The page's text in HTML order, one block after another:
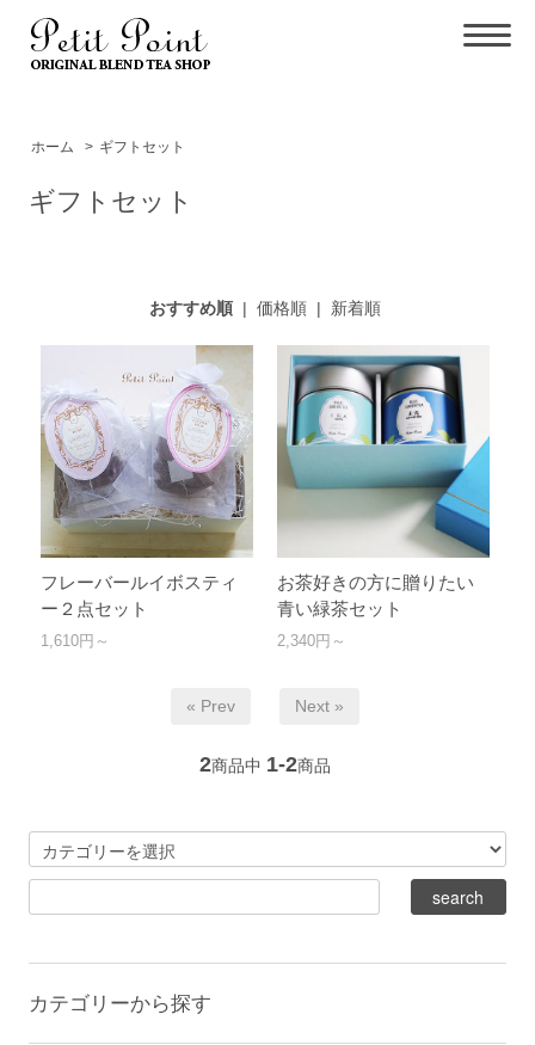
ホーム > ギフトセット
ギフトセット
おすすめ順| 価格順| 新着順
フレーバールイボスティ
ー２点セット
1,610円～
お茶好きの方に贈りたい
青い緑茶セット
2,340円～
« Prev Next »
2商品中 1-2商品
カテゴリーから探す